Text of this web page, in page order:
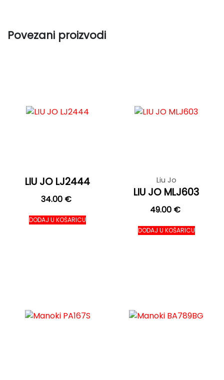
Povezani proizvodi
LIU JO LJ2444
34.00 €
DODAJ U KOŠARICU
Liu Jo
LIU JO MLJ603
49.00 €
DODAJ U KOŠARICU